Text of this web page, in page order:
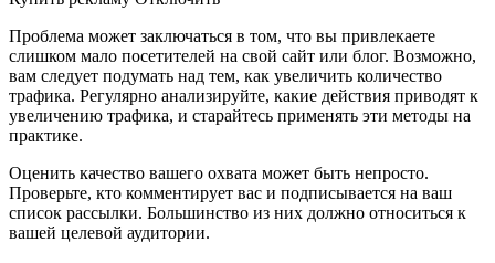
Проблема может заключаться в том, что вы привлекаете
слишком мало посетителей на свой сайт или блог. Возможно,
вам следует подумать над тем, как увеличить количество
трафика. Регулярно анализируйте, какие действия приводят к
увеличению трафика, и старайтесь применять эти методы на
практике.
Оценить качество вашего охвата может быть непросто.
Проверьте, кто комментирует вас и подписывается на ваш
список рассылки. Большинство из них должно относиться к
вашей целевой аудитории.